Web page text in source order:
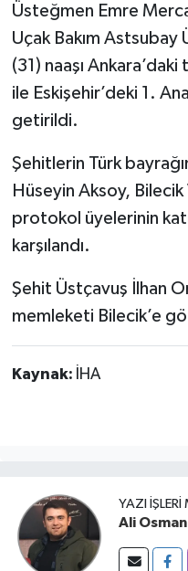
Üsteğmen Emre
Uçak Bakım Astsubay
(31) naaşı
ile Eskişehir’deki 1.
getirildi.
Şehitlerin Türk
Hüseyin Aksoy,
protokol üyelerinin
karşılandı.
Şehit Üstçavuş İlhan
memleketi Bilecik’e
Kaynak: İHA
YAZI İŞLERI
Ali